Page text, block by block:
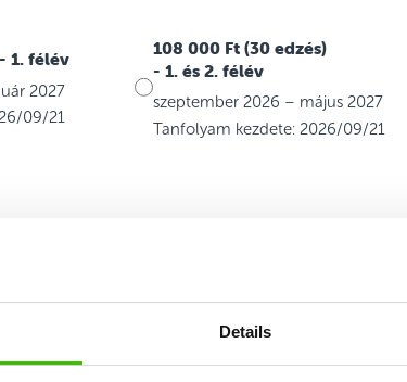
Details
- 1. félév
2027
09/21
108 000 Ft (30 edzés)
- 1. és 2. félév
szeptember 2026 – május 2027
Tanfolyam kezdete: 2026/09/21
4-6 éves